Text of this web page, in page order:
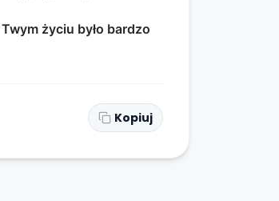
życiu było bardzo
Kopiuj